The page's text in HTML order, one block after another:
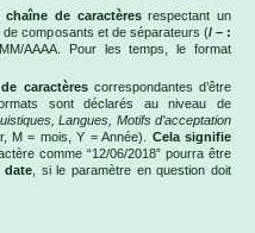
chaîne de caractèresrespectant un
de composants et de séparateurs (/ – :
AAAA. Pour les temps, le format
caractèrescorrespondantes d’être
sont déclarés au niveau de
Langues, Motifs d’acceptation
M = mois, Y = Année). Cela signifie
comme “12/06/2018” pourra être
date , si le paramètre en question doit